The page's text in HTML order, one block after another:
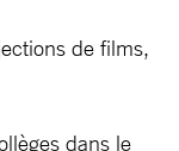
de films,
dans le